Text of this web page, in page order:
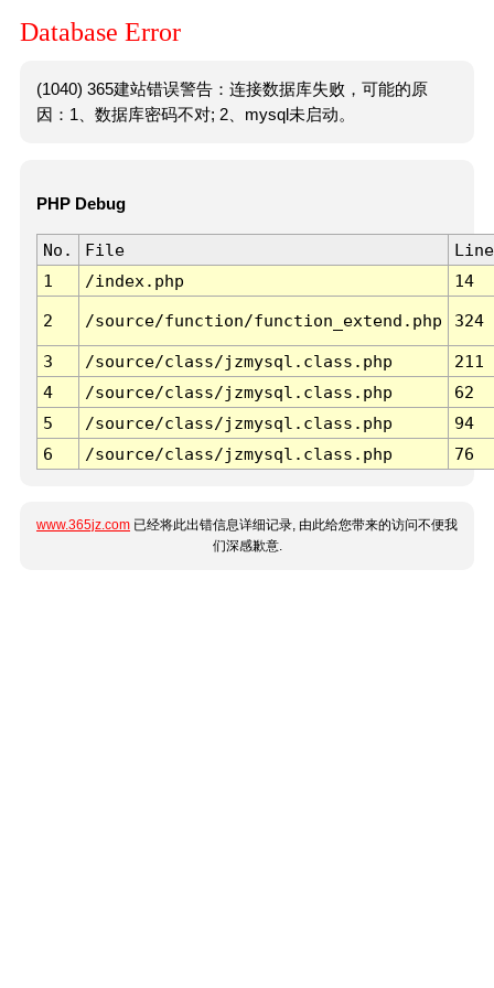
Database Error
(1040) 365建站错误警告：连接数据库失败，可能的原
因：1、数据库密码不对; 2、mysql未启动。
PHP Debug
No. File
Line
1
/index.php 14
2 /source/function/function_extend.php 324
3 /source/class/jzmysql.class.php
211
4
/source/class/jzmysql.class.php
62
5
/source/class/jzmysql.class.php
94
6
/source/class/jzmysql.class.php 76
www.365jz.com 已经将此出错信息详细记录, 由此给您带来的访问不便我
们深感歉意.